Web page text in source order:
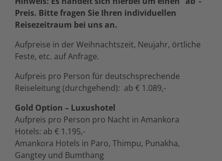
Preis. Bitte fragen Sie Ihren individuellen
Reisezeitraum bei uns an.
Aufpreise in der Weihnachtszeit, Neujahr, örtliche
Feste, etc. auf Anfrage.
Aufpreis pro Person für deutschsprechende
Reiseleitung (durchgehend): ab € 1.089,-
Gold Option – Luxushotel
Aufpreis pro Person pro Nacht in Amankora
Hotels: ab € 1.195,-
Amankora Hotels in Paro, Thimpu, Punakha,
Gangtey und Bumthang